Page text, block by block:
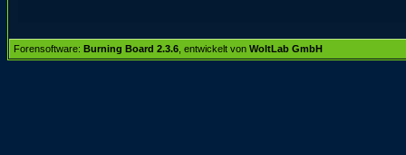
Forensoftware: Burning Board 2.3.6 , entwickelt von WoltLab GmbH